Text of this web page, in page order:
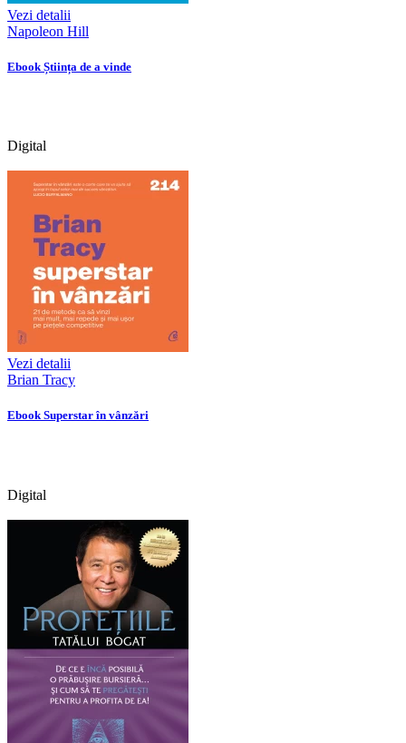
Vezi detalii
Napoleon Hill
Ebook Știința de a vinde
Digital
Vezi detalii
Brian Tracy
Ebook Superstar în vânzări
Digital